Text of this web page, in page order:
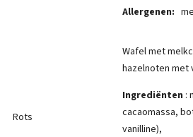
Allergenen:
Rots
Wafel met
hazelnoten met
Ingrediënten :
cacaomassa,
vanilline),